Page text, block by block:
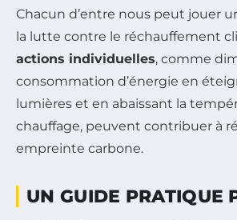
Chacun d’entre nous peut jouer
la lutte contre le réchauffement
actions individuelles, comme
consommation d’énergie en
lumières et en abaissant la
chauffage, peuvent contribuer à
empreinte carbone.
UN GUIDE PRATIQUE